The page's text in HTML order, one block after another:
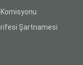
Şartnamesi